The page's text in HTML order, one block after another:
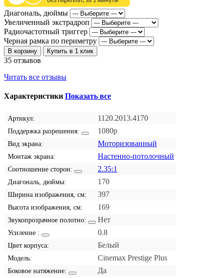
Диагональ, дюймы
Увеличенный экстрадроп
Радиочастотный триггер
Черная рамка по периметру
В корзину Купить в 1 клик
35 отзывов
Читать все отзывы
Характеристики Показать все
Артикул: 1120.2013.4170
Поддержка разрешения: 1080p
Вид экрана: Моторизованный
Монтаж экрана: Настенно-потолочный
Соотношение сторон: 2.35:1
Диагональ, дюймы: 170
Ширина изображения, см: 397
Высота изображения, см: 169
Звукопрозрачное полотно: Нет
Усиление : 0.8
Цвет корпуса: Белый
Модель: Cinemax Prestige Plus
Боковое натяжение: Да